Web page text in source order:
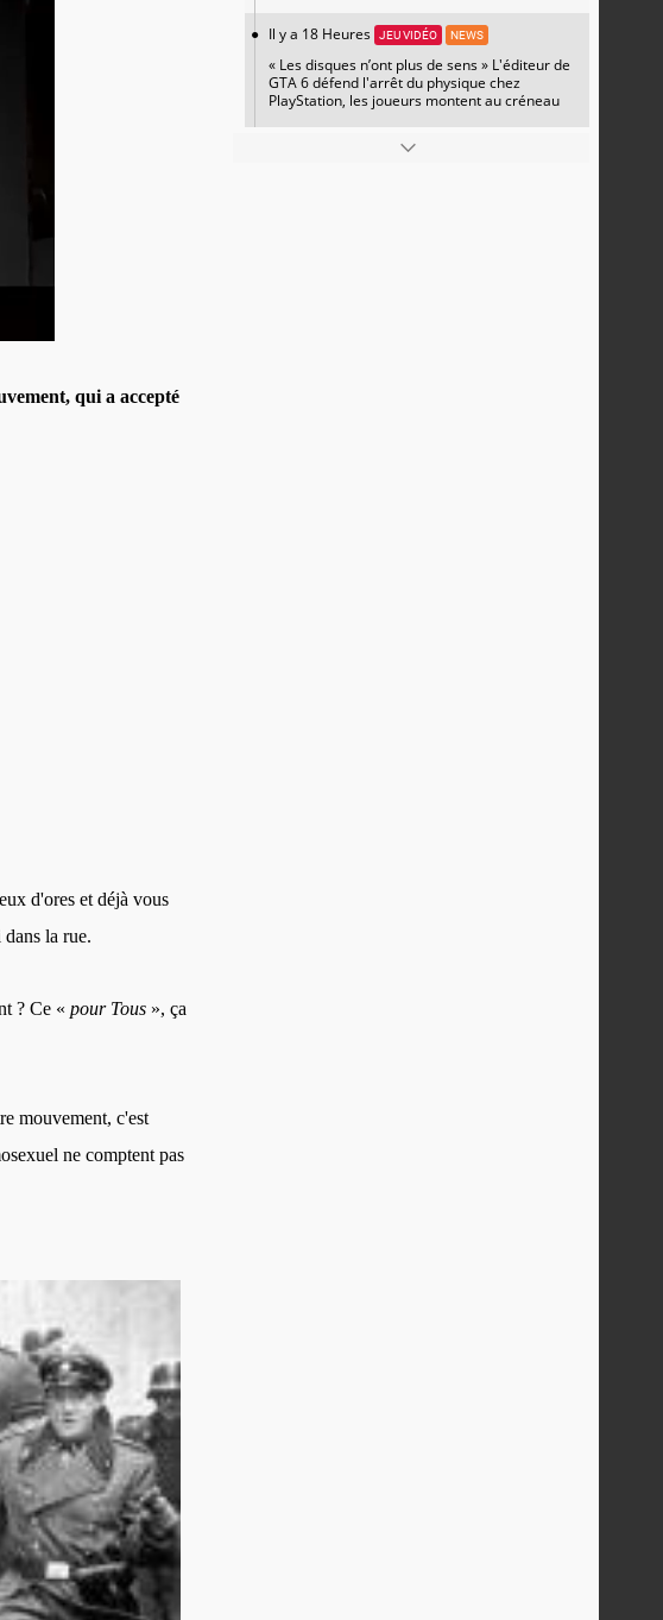
qui a accepté
d'ores et déjà vous
la rue.
? Ce « pour Tous », ça
mouvement, c'est
ne comptent pas
Il y a 18 Heures JEU VIDÉO NEWS
« Les disques n’ont plus de sens » L'éditeur de
GTA 6 défend l'arrêt du physique chez
PlayStation, les joueurs montent au créneau